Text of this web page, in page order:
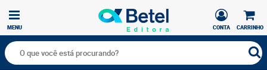
CARRINHO
CONTA
MENU